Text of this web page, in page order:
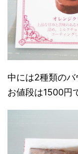
中には2種類のバ
お値段は1500円